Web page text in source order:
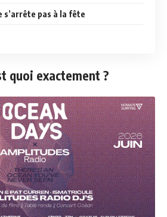
s’arrête pas à la fête
quoi exactement ?